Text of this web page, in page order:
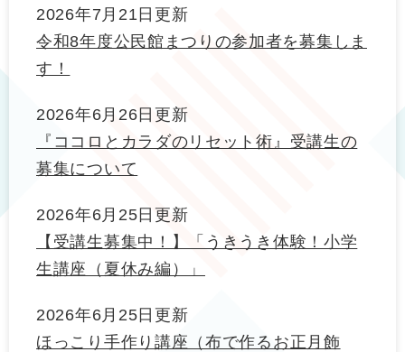
2026年7月21日更新
令和8年度公民館まつりの参加者を募集しま
す！
2026年6月26日更新
『ココロとカラダのリセット術』受講生の
募集について
2026年6月25日更新
【受講生募集中！】「うきうき体験！小学
生講座（夏休み編）」
2026年6月25日更新
ほっこり手作り講座（布で作るお正月飾